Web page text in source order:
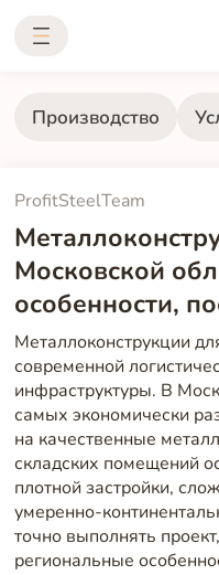
Производство
ProfitSteelTeam
Московской
особенности,
Металлоконструкции
современной
инфраструктуры. В
самых экономически
на качественные
складских помещений
плотной застройки,
умеренно-
точно выполнять
региональные